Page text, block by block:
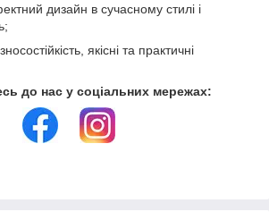
дизайн в сучасному стилі і
якісні та практичні
до нас у соціальних мережах: